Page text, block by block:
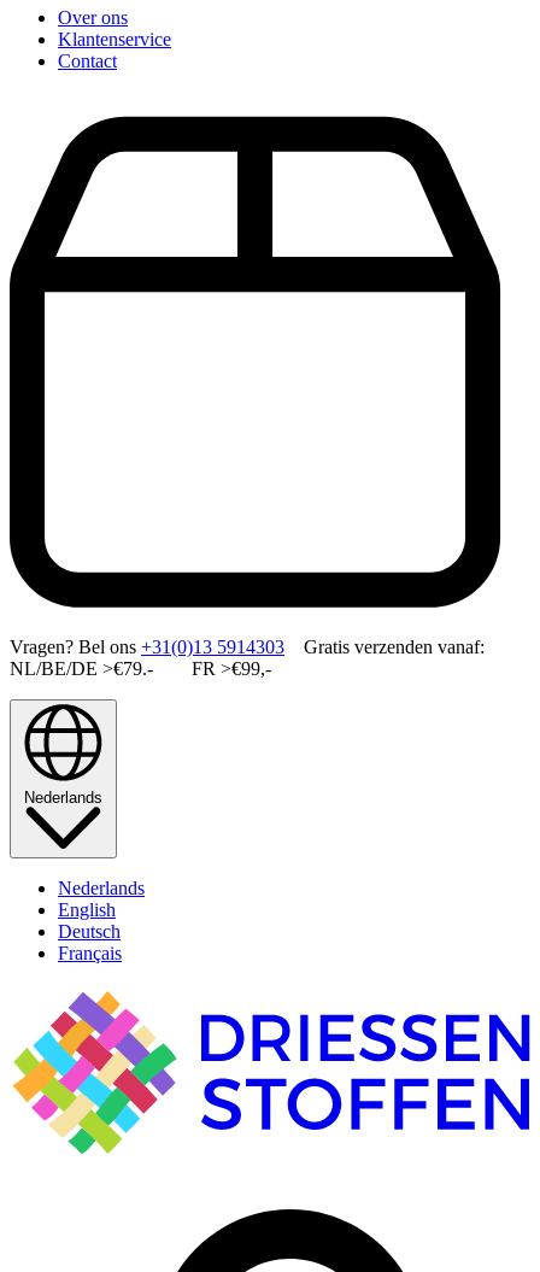
Over ons
Klantenservice
Contact
Vragen? Bel ons +31(0)13 5914303 Gratis verzenden vanaf:
NL/BE/DE >€79.- FR >€99,-
Nederlands
Nederlands
English
Deutsch
Français